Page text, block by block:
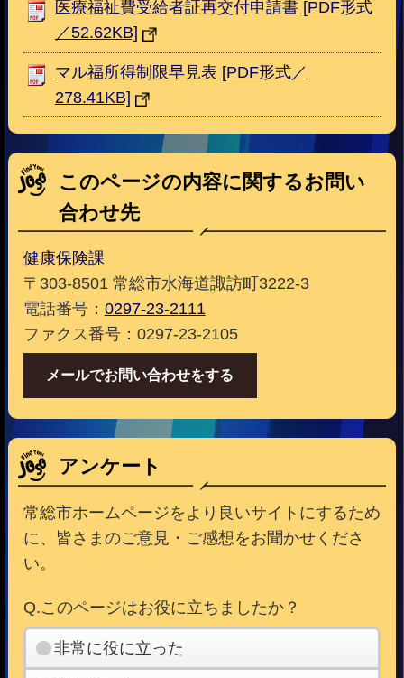
医療福祉費受給者証再交付申請書 [PDF形式
／52.62KB]
マル福所得制限早見表 [PDF形式／
278.41KB]
このページの内容に関するお問い
合わせ先
健康保険課
〒303-8501 常総市水海道諏訪町3222-3
電話番号： 0297-23-2111
ファクス番号：0297-23-2105
メールでお問い合わせをする
アンケート
常総市ホームページをより良いサイトにするため
に、皆さまのご意見・ご感想をお聞かせくださ
い。
Q.このページはお役に立ちましたか？
非常に役に立った